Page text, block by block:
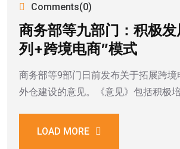
Comments(0)
商务部等九部门：积极
列+跨境电商”模式
商务部等9部门日前发布关于拓展跨
外仓建设的意见。《意见》包括积极
LOAD MORE